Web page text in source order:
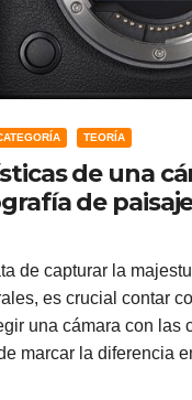
TEORÍA
de una
de
de capturar la
es crucial contar
una cámara con las
marcar la diferencia